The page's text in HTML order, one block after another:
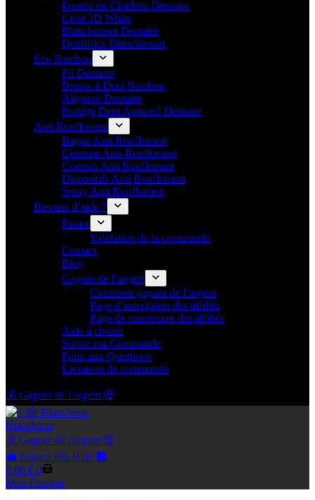
Poudre de Charbon Dentaire
Crest 3D White
Blanchiment Dentaire
Dentifrice Blanchissant
Eco Bambou
Fil Dentaire
Brosse à Dent Bambou
Aligneur Dentaire
Protège Dent Appareil Dentaire
Anti Ronflement
Bague Anti Ronflement
Ceinture Anti-Ronflement
Coussin Anti Ronflement
Dispositifs Anti Ronflement
Spray Anti Ronflement
Besoins d’aide ?
Panier
Validation de la commande
Contact
Blog
Gagner de l’argent
Comment gagner de l’argent
Page d’inscription des affiliés
Page de connexion des affiliés
Aide à choisir
Suivre ma Commande
Foire aux Questions
Livraison de commande
💰 Gagner de l'argent 🤑
Blanchimo
💰 Gagner de l'argent 🤑
💼 Espace Pro B2B 🏢
Panier
d’achat
0,00 € 0
Mon Compte